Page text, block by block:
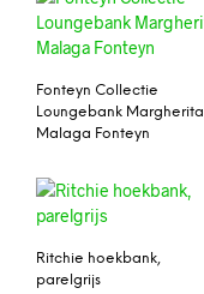
Fonteyn Collectie
Loungebank Margherita
Malaga Fonteyn
Ritchie hoekbank,
parelgrijs